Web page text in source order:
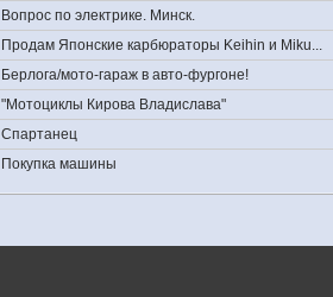
Вопрос по электрике. Минск.
Продам Японские карбюраторы Keihin и Miku...
Берлога/мото-гараж в авто-фургоне!
"Мотоциклы Кирова Владислава"
Спартанец
Покупка машины